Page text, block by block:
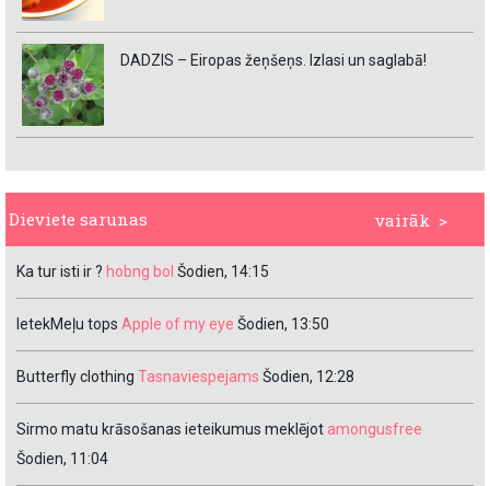
DADZIS – Eiropas žeņšeņs. Izlasi un saglabā!
vairāk >
Dieviete sarunas
Ka tur isti ir ? hobng bol Šodien, 14:15
IetekMeļu tops Apple of my eye Šodien, 13:50
Butterfly clothing Tasnaviespejams Šodien, 12:28
Sirmo matu krāsošanas ieteikumus meklējot amongusfree
Šodien, 11:04